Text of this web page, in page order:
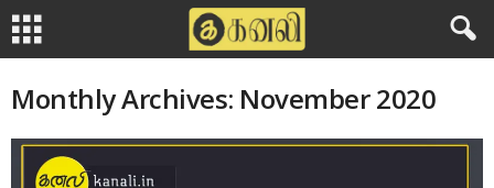
Monthly Archives: November 2020